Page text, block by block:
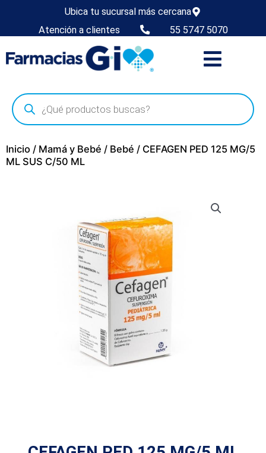
Ubica tu sucursal más cercana
Atención a clientes
55 5747 5070
Inicio / Mamá y Bebé / Bebé / CEFAGEN PED 125 MG/5
ML SUS C/50 ML